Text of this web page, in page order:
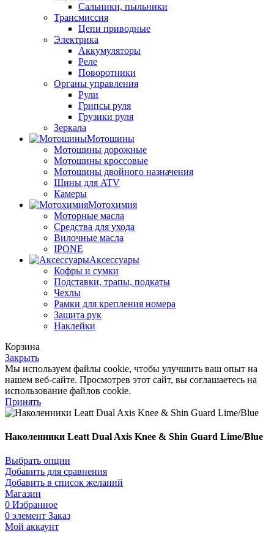
Сальники, пыльники
Трансмиссия
Цепи приводные
Электрика
Аккумуляторы
Реле
Поворотники
Органы управления
Рули
Грипсы руля
Грузики руля
Зеркала
Мотошины
Мотошины дорожные
Мотошины кроссовые
Мотошины двойного назначения
Шины для ATV
Камеры
Мотохимия
Моторные масла
Средства для ухода
Вилочные масла
IPONE
Аксессуары
Кофры и сумки
Подставки, трапы, подкаты
Чехлы
Рамки для крепления номера
Защита рук
Наклейки
Корзина
Закрыть
Мы используем файлы cookie, чтобы улучшить ваш опыт на
нашем веб-сайте. Просмотрев этот сайт, вы соглашаетесь на
использование файлов cookie.
Принять
Наколенники Leatt Dual Axis Knee & Shin Guard Lime/Blue
Выбрать опции
Добавить для сравнения
Добавить в список желаний
Магазин
0 Избранное
0 элемент Заказ
Мой аккаунт